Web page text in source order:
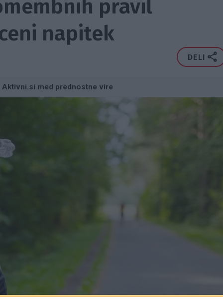
pravil
napitek
DELI
Aktivni.si med prednostne vire